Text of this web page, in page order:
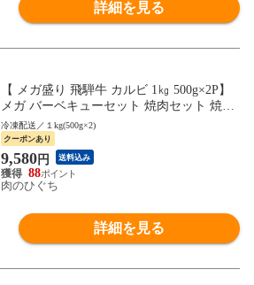
詳細を見る
【 メガ盛り 飛騨牛 カルビ 1㎏ 500g×2P】
メガ バーベキューセット 焼肉セット 焼肉
焼き肉 肉 バーベキュー 銘柄和牛 黒毛和牛
BBQ 牛肉 d5 hrp
冷凍配送／１kg(500g×2)
クーポンあり
9,580円 送料込み
88
肉のひぐち
詳細を見る